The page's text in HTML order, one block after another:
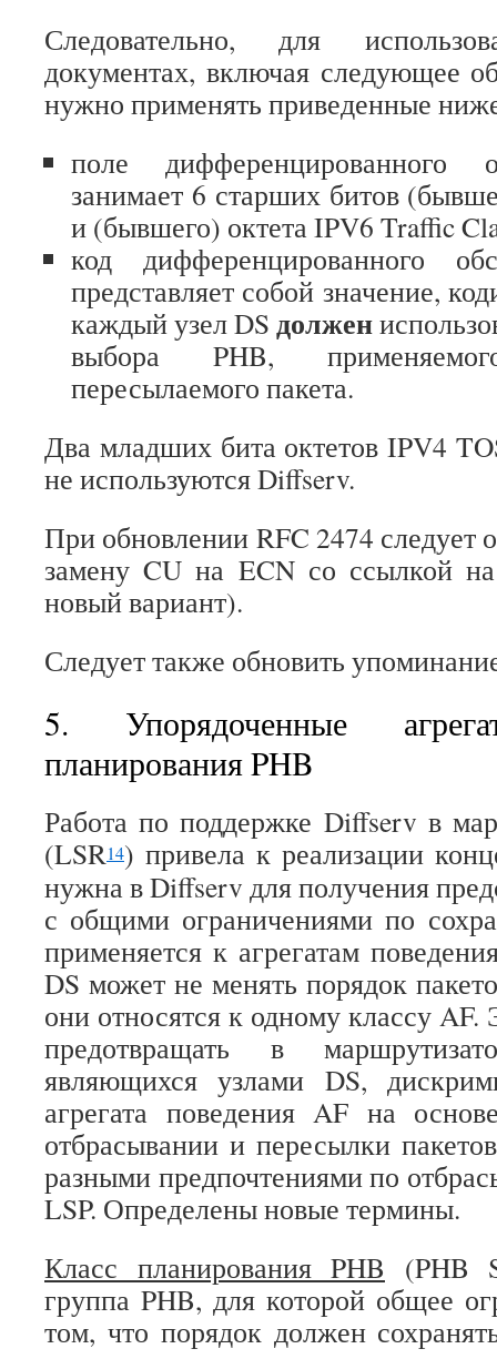
Следовательно, для
документах, включая следующее
нужно применять приведенные
поле дифференцированного
занимает 6 старших битов
и (бывшего) октета IPV6 Traffic
код дифференцированного
представляет собой значение,
каждый узел DS должен
выбора PHB,
пересылаемого пакета.
Два младших бита октетов IPV4
не используются Diffserv.
При обновлении RFC 2474 следует
замену CU на ECN со ссылкой
новый вариант).
Следует также обновить
5. Упорядоченные
планирования PHB
Работа по поддержке Diffserv в
(LSR14) привела к реализации
нужна в Diffserv для получения
с общими ограничениями по
применяется к агрегатам
DS может не менять порядок
они относятся к одному классу AF.
предотвращать в
являющихся узлами DS,
агрегата поведения AF на
отбрасывании и пересылки
разными предпочтениями по
LSP. Определены новые термины.
Класс планирования PHB
(PHB
группа PHB, для которой общее
том, что порядок должен